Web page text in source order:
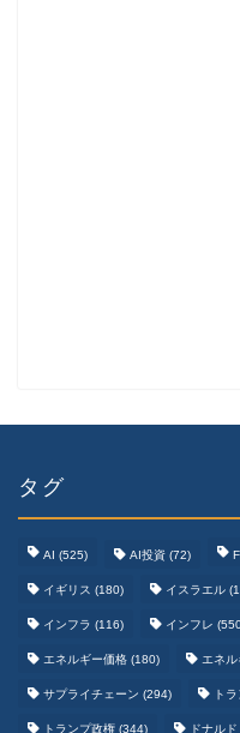
タグ
AI (525) AI投資 (72)
イギリス (180) イスラエル
インフラ (116) インフレ
エネルギー価格 (180) エネル
サプライチェーン (294) ト
トランプ政権 (344) ドナル